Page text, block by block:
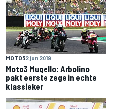
MOTO32 jun 2019
Moto3 Mugello: Arbolino
pakt eerste zege in echte
klassieker